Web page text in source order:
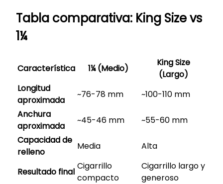
Tabla comparativa: King Size vs
1¼
Característica 1¼ (Medio)
King Size
(Largo)
Longitud
aproximada
~76-78 mm
~100-110 mm
Anchura
aproximada
~45-46 mm
~55-60 mm
Capacidad de
relleno
Media Alta
Resultado final
Cigarrillo
compacto
Cigarrillo largo y
generoso